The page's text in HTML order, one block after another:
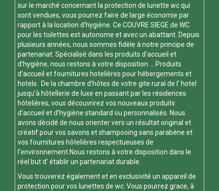
sur le marché concernant la protection de lunette wc qui
sont vendues, vous pourrez faire de large économie par
rapport à la location d'hygiène. Ce COUVRE SIEGE de WC
pour les toilettes est autonome et avec un abattant. Depuis
plusieurs années, nous sommes fidèle à notre principe de
partenariat. Spécialisé dans les produits d'accueil et
d'hygiène, nous restons à votre disposition ... Produits
d'accueil et fournitures hotelières pour hébergements et
hotels. De la chambre d’hôtes de votre gite rural de l' hotel
jusqu’à hôtellerie de luxe en passant par les résidences
hôtelières, vous découvrirez vos nouveaux produits
d’accueil et d’hygiène standard ou personnalisés. Nous
avons décidé de nous orienter vers un résultat original et
créatif pour vos savons et shampooing sans parabène et
vos fournitures hôtelières respectueuses de
l’environnement.Nous restons à votre disposition dans le
réel but d' établir un partenariat durable.
Vous trouverez également et en exclusivité un appareil de
protection pour vos lunettes de wc . Vous pourrez grace, à